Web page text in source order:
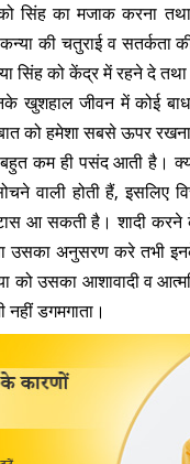
सिंह का मजाक करना
की चतुराई व सतर्कता
सिंह को केंद्र में रहने दे
खुशहाल जीवन में कोई
बात को हमेशा सबसे ऊपर
कम ही पसंद आती है।
वाली होती हैं, इसलिए
आ सकती है। शादी करने
उसका अनुसरण करे तभी
को उसका आशावादी व
डगमगाता।